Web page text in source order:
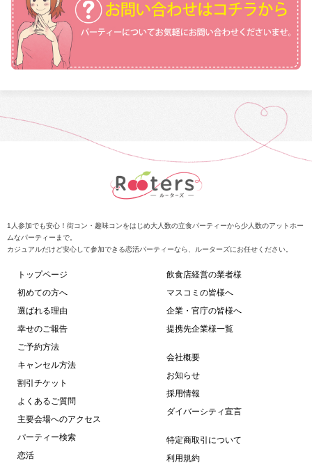
1人参加でも安心！街コン・趣味コンをはじめ大人数の立食パーティーから少人数のアットホー
ムなパーティーまで。
カジュアルだけど安心して参加できる恋活パーティーなら、ルーターズにお任せください。
トップページ
初めての方へ
選ばれる理由
幸せのご報告
ご予約方法
キャンセル方法
割引チケット
よくあるご質問
主要会場へのアクセス
パーティー検索
恋活
飲食店経営の業者様
マスコミの皆様へ
企業・官庁の皆様へ
提携先企業様一覧
会社概要
お知らせ
採用情報
ダイバーシティ宣言
特定商取引について
利用規約